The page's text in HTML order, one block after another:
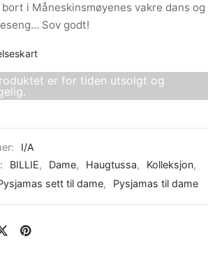
i Måneskinsmøyenes vakre dans og
Sov godt!
er for tiden utsolgt og
I/A
BILLIE, Dame, Haugtussa, Kolleksjon,
sett til dame, Pysjamas til dame